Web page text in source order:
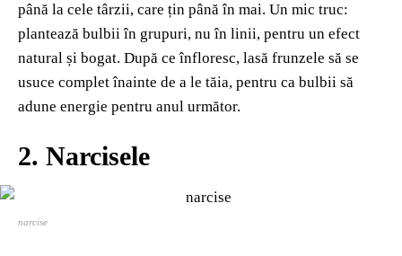
până la cele târzii, care țin până în mai. Un mic truc:
plantează bulbii în grupuri, nu în linii, pentru un efect
natural și bogat. După ce înfloresc, lasă frunzele să se
usuce complet înainte de a le tăia, pentru ca bulbii să
adune energie pentru anul următor.
2. Narcisele
narcise